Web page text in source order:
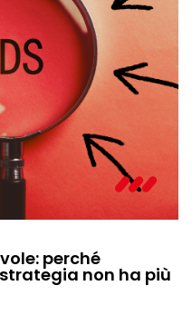
perché
non ha più